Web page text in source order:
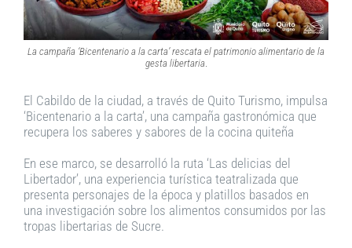
La campaña ‘Bicentenario a la carta’ rescata el patrimonio alimentario de la
gesta libertaria
El Cabildo de la ciudad, a través de Quito Turismo, impulsa
‘Bicentenario a la carta’, una campaña gastronómica que
recupera los saberes y sabores de la cocina quiteña
En ese marco, se desarrolló la ruta ‘Las delicias del
Libertador’, una experiencia turística teatralizada que
presenta personajes de la época y platillos basados en
una investigación sobre los alimentos consumidos por las
tropas libertarias de Sucre.